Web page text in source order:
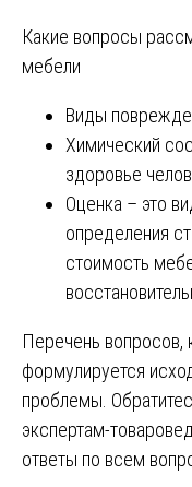
Какие вопросы
мебели
Виды
Химический
здоровье
Оценка – это
определения
стоимость
Перечень вопросов,
формулируется
проблемы.
экспертам-
ответы по всем